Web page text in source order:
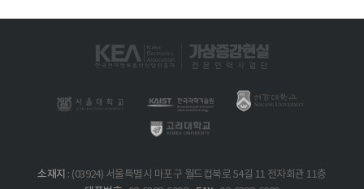
소재지 : (03924) 서울특별시 마포구 월드컵북로 54길 11 전자회관 11층